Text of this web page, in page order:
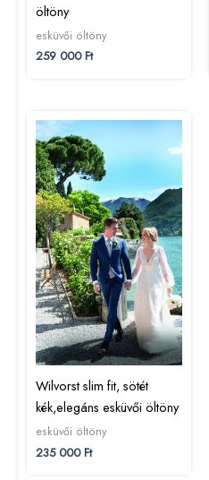
öltöny
esküvői öltöny
259 000Ft
Wilvorst slim fit, sötét
kék,elegáns esküvői öltöny
esküvői öltöny
235 000Ft